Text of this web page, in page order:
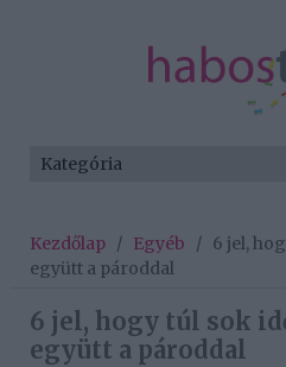
Kezdőlap / Egyéb / 6 jel,
együtt a pároddal
6 jel, hogy túl sok
együtt a pároddal